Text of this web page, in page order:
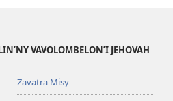
VAVOLOMBELON’I JEHOVAH
Zavatra Misy